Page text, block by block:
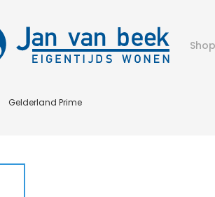
Shop
Gelderland Prime